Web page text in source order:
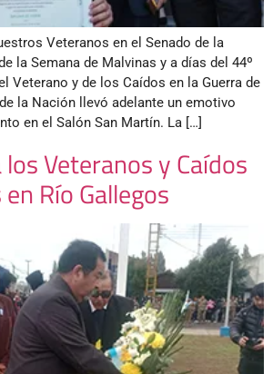
Veteranos en el Senado de la
la Semana de Malvinas y a días del 44º
Veterano y de los Caídos en la Guerra de
la Nación llevó adelante un emotivo
en el Salón San Martín. La […]
Veteranos y Caídos
Río Gallegos